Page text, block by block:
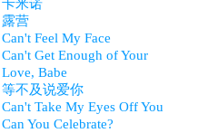
卡米诺
露营
Can't Feel My Face
Can't Get Enough of Your
Love, Babe
等不及说爱你
Can't Take My Eyes Off You
Can You Celebrate?